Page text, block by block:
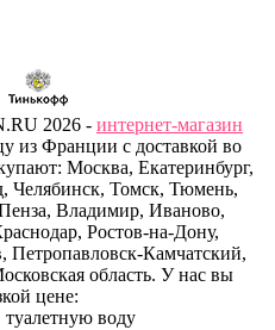
2026 - интернет-магазин
из Франции с доставкой во
Москва, Екатеринбург,
Челябинск, Томск, Тюмень,
Владимир, Иваново,
Ростов-на-Дону,
Петропавловск-Камчатский,
область. У нас вы
цене:
туалетную воду